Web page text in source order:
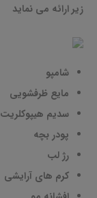
زیر ارائه می نماید
شامپو
مایع ظرفشویی
سدیم هیپوکلریت
پودر بچه
رژ لب
کرم های آرایشی